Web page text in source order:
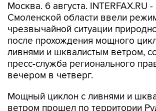
Москва. 6 августа. INTERFAX.RU -
Смоленской области ввели
чрезвычайной ситуации
после прохождения мощного
ливнями и шквалистым ветром,
пресс-служба регионального
вечером в четверг.
Мощный циклон с ливнями и
ветром прошел по территории